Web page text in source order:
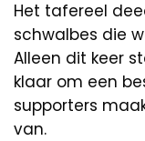
Het tafereel
schwalbes die
Alleen dit keer
klaar om een
supporters
van.